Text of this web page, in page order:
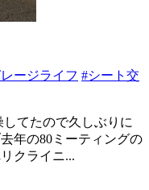
ージライフ #シート交
てたので久しぶりに
年の80ミーティングの
クライニ...